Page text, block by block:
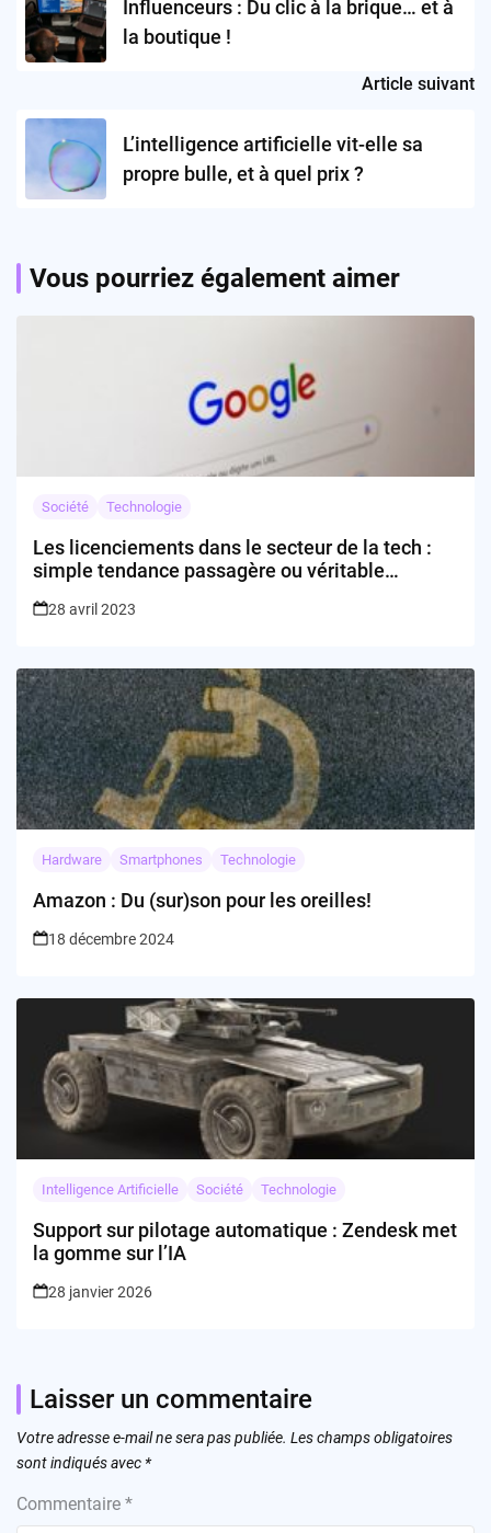
Influenceurs : Du clic à la brique… et à
la boutique !
Article suivant
L’intelligence artificielle vit-elle sa
propre bulle, et à quel prix ?
Vous pourriez également aimer
Société Technologie
Les licenciements dans le secteur de la tech :
simple tendance passagère ou véritable
28 avril 2023
Hardware Smartphones Technologie
Amazon : Du (sur)son pour les oreilles!
18 décembre 2024
Intelligence Artificielle Société Technologie
Support sur pilotage automatique : Zendesk met
la gomme sur l’IA
28 janvier 2026
Laisser un commentaire
Votre adresse e-mail ne sera pas publiée. Les champs obligatoires
sont indiqués avec *
Commentaire *